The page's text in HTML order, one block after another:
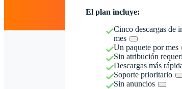
El plan incluye:
Cinco descargas de
mes
Un paquete por mes
Sin atribución
Descargas más
Soporte prioritario
Sin anuncios